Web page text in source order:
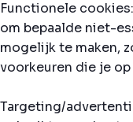
Functionele
om bepaalde niet-
mogelijk te maken,
voorkeuren die je
Targeting/